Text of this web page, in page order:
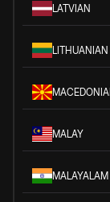
LATVIAN
LITHUANIAN
MALAY
MALAYALAM